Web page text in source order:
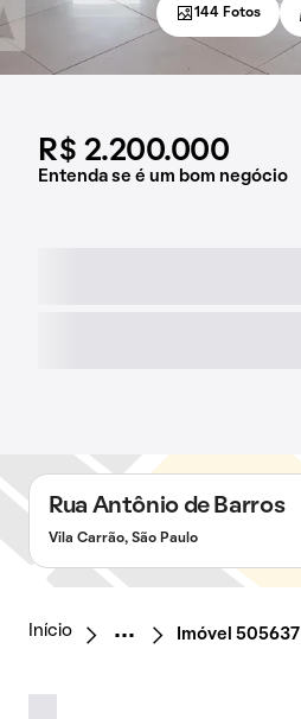
R$ 2.200.000
Entenda se é um bom negócio
144 Fotos
Rua Antônio de Barros
Vila Carrão, São Paulo
Início Imóvel 505637